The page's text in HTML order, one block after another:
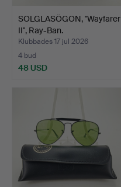
SOLGLASÖGON, "Wayfarer
II", Ray-Ban.
Klubbades 17 jul 2026
4 bud
48 USD